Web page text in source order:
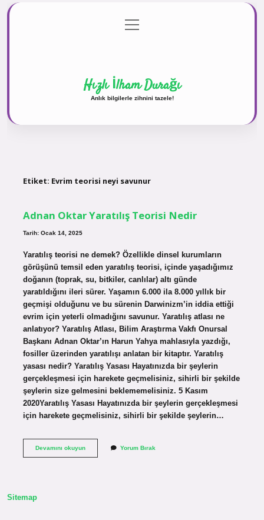
Gizlilik Politikası
menüyü
aç
Hızlı İlham Durağı
Anlık bilgilerle zihnini tazele!
Etiket: Evrim teorisi neyi savunur
Adnan Oktar Yaratılış Teorisi Nedir
Tarih: Ocak 14, 2025
Yaratılış teorisi ne demek? Özellikle dinsel kurumların
görüşünü temsil eden yaratılış teorisi, içinde yaşadığımız
doğanın (toprak, su, bitkiler, canlılar) altı günde
yaratıldığını ileri sürer. Yaşamın 6.000 ila 8.000 yıllık bir
geçmişi olduğunu ve bu sürenin Darwinizm’in iddia ettiği
evrim için yeterli olmadığını savunur. Yaratılış atlası ne
anlatıyor? Yaratılış Atlası, Bilim Araştırma Vakfı Onursal
Başkanı Adnan Oktar’ın Harun Yahya mahlasıyla yazdığı,
fosiller üzerinden yaratılışı anlatan bir kitaptır. Yaratılış
yasası nedir? Yaratılış Yasası Hayatınızda bir şeylerin
gerçekleşmesi için harekete geçmelisiniz, sihirli bir şekilde
şeylerin size gelmesini beklememelisiniz. 5 Kasım
2020Yaratılış Yasası Hayatınızda bir şeylerin gerçekleşmesi
için harekete geçmelisiniz, sihirli bir şekilde şeylerin…
Devamını okuyunAdnan
Yorum Bırak
Sitemap